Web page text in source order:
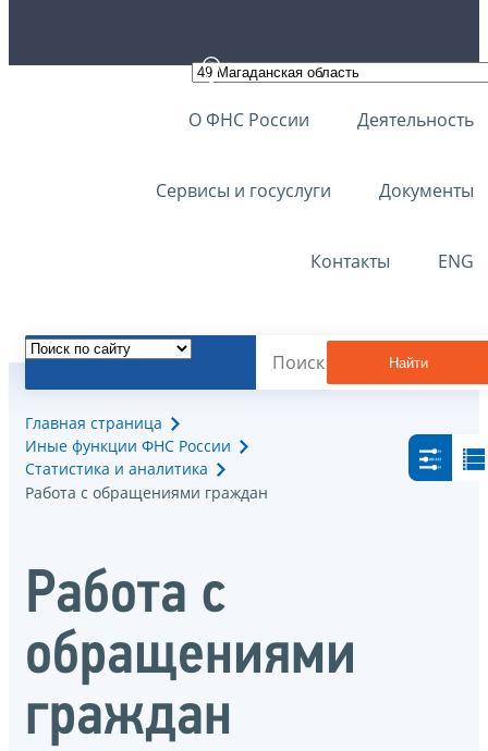
О ФНС России Деятельность
Сервисы и госуслуги Документы
Контакты ENG
Найти
Главная страница
Иные функции ФНС России
Статистика и аналитика
Работа с обращениями граждан
Работа с
обращениями
граждан